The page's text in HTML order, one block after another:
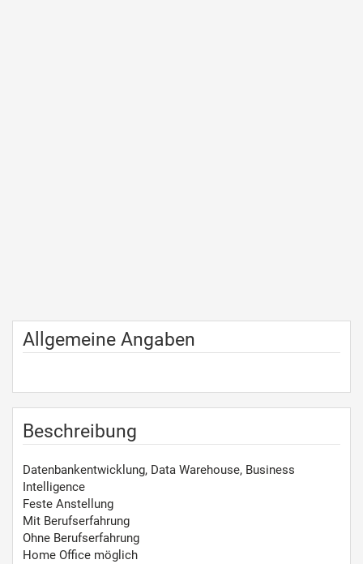
Allgemeine Angaben
Beschreibung
Datenbankentwicklung, Data Warehouse, Business
Intelligence
Feste Anstellung
Mit Berufserfahrung
Ohne Berufserfahrung
Home Office möglich